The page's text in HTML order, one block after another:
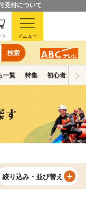
受付について
検索
ト メニュー
一覧 特集 初心者ガイド
絞り込み・並び替え